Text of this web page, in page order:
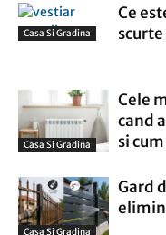
Casa Si Gradina
Ce
Casa Si Gradina
Cele
cand
si
Casa Si Gradina
Gard